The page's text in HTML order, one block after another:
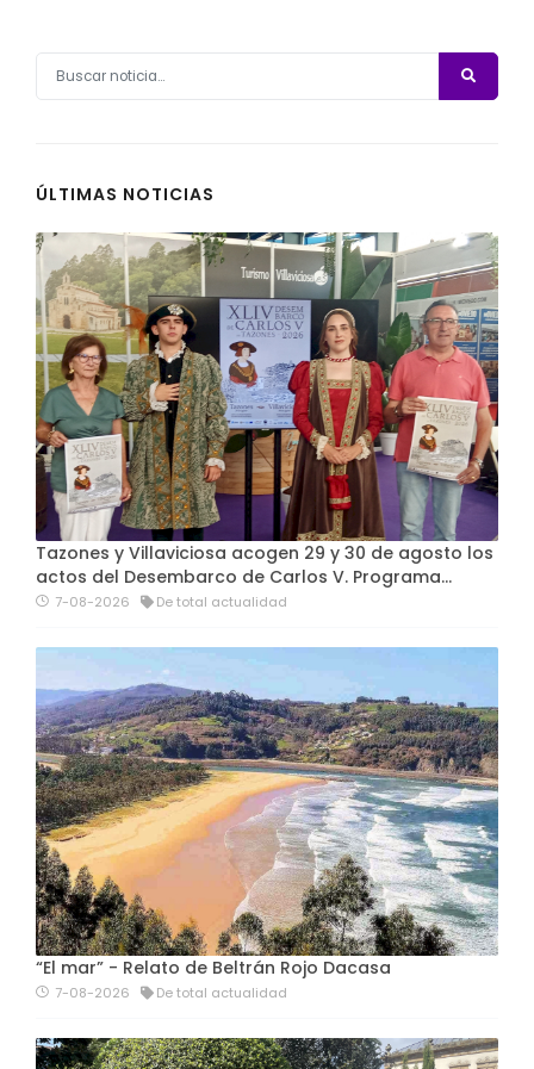
ÚLTIMAS NOTICIAS
Tazones y Villaviciosa acogen 29 y 30 de agosto los
actos del Desembarco de Carlos V. Programa…
7-08-2026 De total actualidad
“El mar” - Relato de Beltrán Rojo Dacasa
7-08-2026 De total actualidad